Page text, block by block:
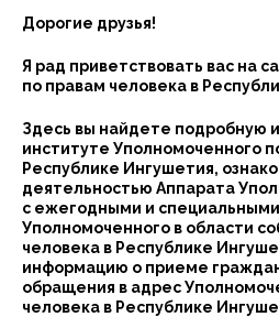
Дорогие друзья!
Я рад приветствовать вас на
по правам человека в
Здесь вы найдете подробную
институте Уполномоченного
Республике Ингушетия,
деятельностью Аппарата
с ежегодными и
Уполномоченного в области
человека в Республике
информацию о приеме
обращения в адрес
человека в Республике